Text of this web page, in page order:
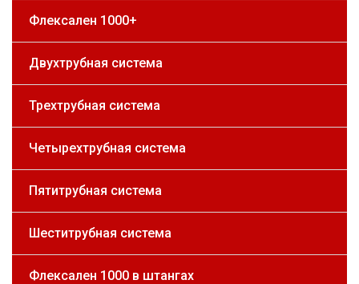
Флексален 1000+
Двухтрубная система
Трехтрубная система
Четырехтрубная система
Пятитрубная система
Шеститрубная система
Флексален 1000 в штангах